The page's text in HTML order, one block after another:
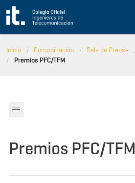
Pasar al contenido principal
Inicio Comunicación Sala de Prensa
Premios PFC/TFM
Premios PFC/TFM